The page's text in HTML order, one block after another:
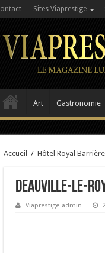
Sites Viaprestige
Art Gastronomie
Accueil / Hôtel Royal
deauville-le-
Viaprestige-admin